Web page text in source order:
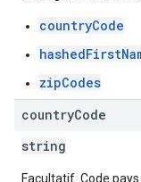
countryCode
zipCodes
countryCode
string
Facultatif. Code